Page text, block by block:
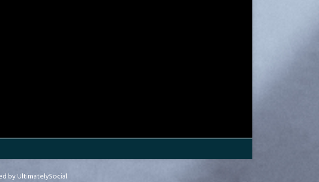
byUltimatelySocial